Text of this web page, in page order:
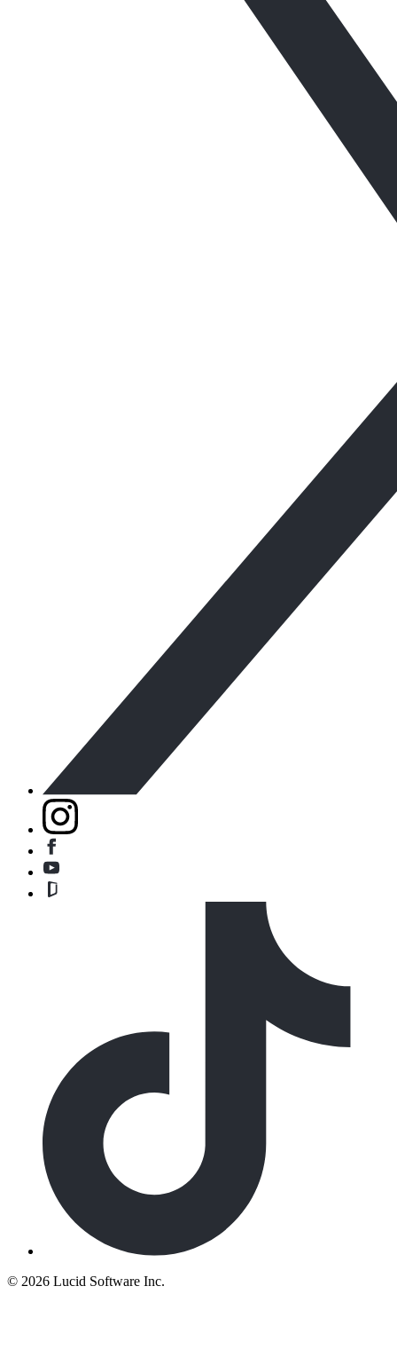
© 2026 Lucid Software Inc.